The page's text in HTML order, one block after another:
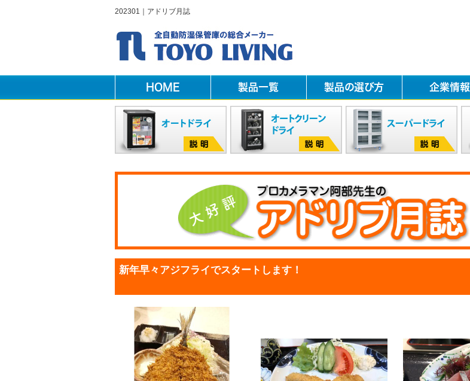
202301｜アドリブ月誌
HOME 製品一覧 製品の選び方 企業情報
新年早々アジフライでスタートします！